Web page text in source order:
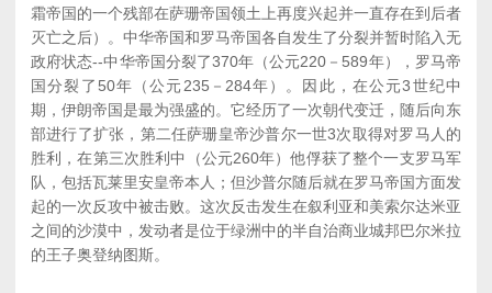
霜帝国的一个残部在萨珊帝国领土上再度兴起并一直存在到后者
灭亡之后）。中华帝国和罗马帝国各自发生了分裂并暂时陷入无
政府状态--中华帝国分裂了370年（公元220－589年），罗马帝
国分裂了50年（公元235－284年）。因此，在公元3世纪中
期，伊朗帝国是最为强盛的。它经历了一次朝代变迁，随后向东
部进行了扩张，第二任萨珊皇帝沙普尔一世3次取得对罗马人的
胜利，在第三次胜利中（公元260年）他俘获了整个一支罗马军
队，包括瓦莱里安皇帝本人；但沙普尔随后就在罗马帝国方面发
起的一次反攻中被击败。这次反击发生在叙利亚和美索尔达米亚
之间的沙漠中，发动者是位于绿洲中的半自治商业城邦巴尔米拉
的王子奥登纳图斯。